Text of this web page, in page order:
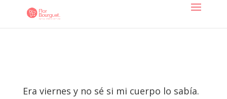
Era viernes y no sé si mi cuerpo lo sabía.